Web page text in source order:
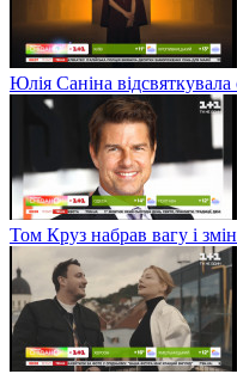
Юлія Саніна
Том Круз набрав вагу і